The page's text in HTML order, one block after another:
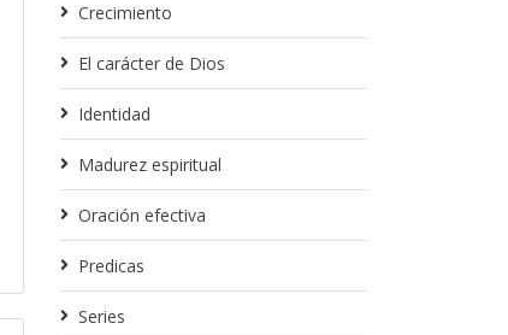
Crecimiento
El carácter de Dios
Identidad
Madurez espiritual
Oración efectiva
Predicas
Series